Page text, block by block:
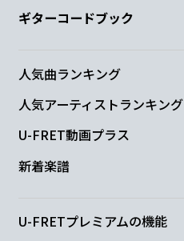
ギターコードブック
人気曲ランキング
人気アーティストランキング
U-FRET動画プラス
新着楽譜
U-FRETプレミアムの機能